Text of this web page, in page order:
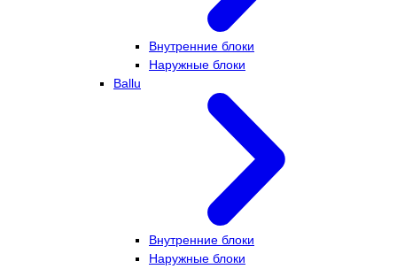
Внутренние блоки
Наружные блоки
Ballu
Внутренние блоки
Наружные блоки